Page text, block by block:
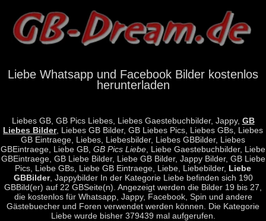
Liebe Whatsapp und Facebook Bilder kostenlos
herunterladen
Liebes GB, GB Pics Liebes, Liebes Gaestebuchbilder, Jappy, GB
Liebes Bilder, Liebes GB Bilder, GB Liebes Pics, Liebes GBs, Liebes
GB Eintraege, Liebes, Liebesbilder, Liebes GBBilder, Liebes
GBEintraege, Liebe GB, GB Pics Liebe , Liebe Gaestebuchbilder, Liebe
GBEintraege, GB Liebe Bilder, Liebe GB Bilder, Jappy Bilder, GB Liebe
Pics, Liebe GBs, Liebe GB Eintraege, Liebe, Liebebilder, Liebe
GBBilder, Jappybilder In der Kategorie Liebe befinden sich 190
GBBild(er) auf 22 GBSeite(n). Angezeigt werden die Bilder 19 bis 27,
die kostenlos für Whatsapp, Jappy, Facebook, Spin und andere
Gästebuecher und Foren verwendet werden können. Die Kategorie
Liebe wurde bisher 379439 mal aufgerufen.